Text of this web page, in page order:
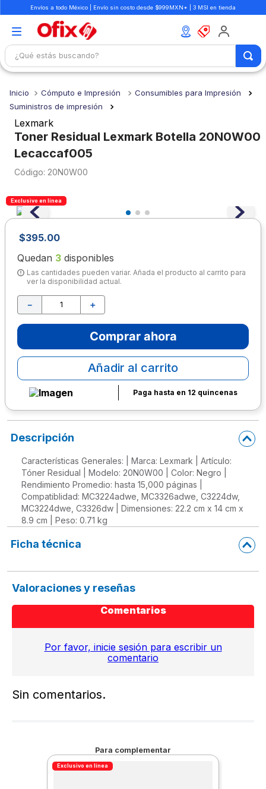
Envíos a todo México | Envío sin costo desde $999MXN* | 3 MSI en tienda
¿Qué estás buscando?
Cómputo e Impresión
Consumibles para Impresión
Suministros de impresión
Lexmark
Toner Residual Lexmark Botella 20N0W00
Lecaccaf005
: 20N0W00
Exclusivo en línea
$395.00
Quedan 3 disponibles
Las cantidades pueden variar. Añada el producto al carrito para
ver la disponibilidad actual.
＋
－
Comprar ahora
Añadir al carrito
Paga hasta en 12 quincenas
Descripción
Características Generales: | Marca: Lexmark | Artículo:
Tóner Residual | Modelo: 20N0W00 | Color: Negro |
Rendimiento Promedio: hasta 15,000 páginas |
Compatiblidad: MC3224adwe, MC3326adwe, C3224dw,
MC3224dwe, C3326dw | Dimensiones: 22.2 cm x 14 cm x
8.9 cm | Peso: 0.71 kg
Ficha técnica
Valoraciones y reseñas
Comentarios
Por favor, inicie sesión para escribir un
comentario
Sin comentarios.
Para complementar
Exclusivo en línea
1.
mochilas
libretas
3 .
cuaderno
4.
cuadernos
colores
6.
boligrafo
7.
escritorio
8.
sacapuntas
9.
lapiz
escolar